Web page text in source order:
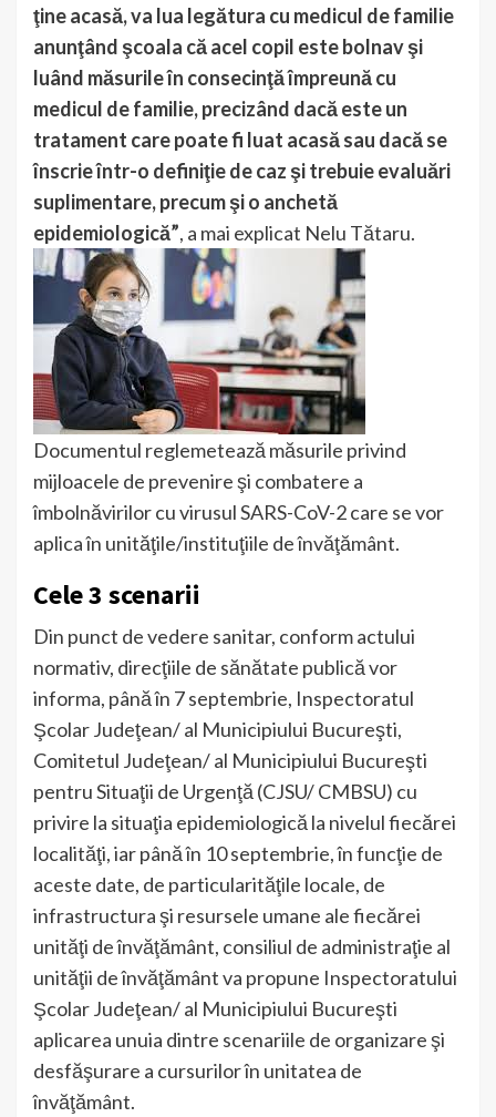
ţine acasă, va lua legătura cu medicul de familie
anunţând şcoala că acel copil este bolnav şi
luând măsurile în consecinţă împreună cu
medicul de familie, precizând dacă este un
tratament care poate fi luat acasă sau dacă se
înscrie într-o definiţie de caz şi trebuie evaluări
suplimentare, precum şi o anchetă
epidemiologică”, a mai explicat Nelu Tătaru.
Documentul reglemetează măsurile privind
mijloacele de prevenire şi combatere a
îmbolnăvirilor cu virusul SARS-CoV-2 care se vor
aplica în unităţile/instituţiile de învăţământ.
Cele 3 scenarii
Din punct de vedere sanitar, conform actului
normativ, direcţiile de sănătate publică vor
informa, până în 7 septembrie, Inspectoratul
Şcolar Judeţean/ al Municipiului Bucureşti,
Comitetul Judeţean/ al Municipiului Bucureşti
pentru Situaţii de Urgenţă (CJSU/ CMBSU) cu
privire la situaţia epidemiologică la nivelul fiecărei
localităţi, iar până în 10 septembrie, în funcţie de
aceste date, de particularităţile locale, de
infrastructura şi resursele umane ale fiecărei
unităţi de învăţământ, consiliul de administraţie al
unităţii de învăţământ va propune Inspectoratului
Şcolar Judeţean/ al Municipiului Bucureşti
aplicarea unuia dintre scenariile de organizare şi
desfăşurare a cursurilor în unitatea de
învăţământ.